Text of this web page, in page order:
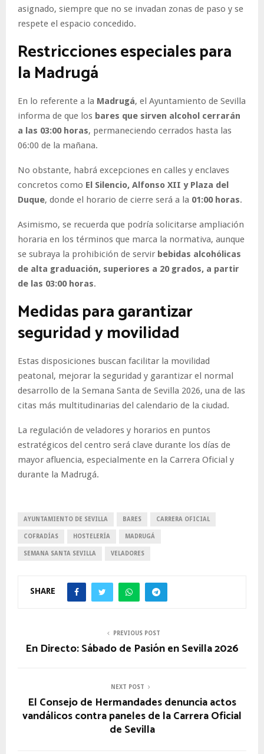
asignado, siempre que no se invadan zonas de paso y se
respete el espacio concedido.
Restricciones especiales para
la Madrugá
En lo referente a la Madrugá, el Ayuntamiento de Sevilla
informa de que los bares que sirven alcohol cerrarán
a las 03:00 horas, permaneciendo cerrados hasta las
06:00 de la mañana.
No obstante, habrá excepciones en calles y enclaves
concretos como El Silencio, Alfonso XII y Plaza del
Duque, donde el horario de cierre será a la 01:00 horas.
Asimismo, se recuerda que podría solicitarse ampliación
horaria en los términos que marca la normativa, aunque
se subraya la prohibición de servir bebidas alcohólicas
de alta graduación, superiores a 20 grados, a partir
de las 03:00 horas.
Medidas para garantizar
seguridad y movilidad
Estas disposiciones buscan facilitar la movilidad
peatonal, mejorar la seguridad y garantizar el normal
desarrollo de la Semana Santa de Sevilla 2026, una de las
citas más multitudinarias del calendario de la ciudad.
La regulación de veladores y horarios en puntos
estratégicos del centro será clave durante los días de
mayor afluencia, especialmente en la Carrera Oficial y
durante la Madrugá.
AYUNTAMIENTO DE SEVILLA BARES CARRERA OFICIAL
COFRADÍAS HOSTELERÍA MADRUGÁ
SEMANA SANTA SEVILLA VELADORES
SHARE
PREVIOUS POST
En Directo: Sábado de Pasión en Sevilla 2026
NEXT POST
El Consejo de Hermandades denuncia actos
vandálicos contra paneles de la Carrera Oficial
de Sevilla